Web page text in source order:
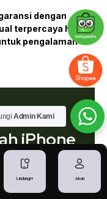
dengan
terpercaya hanya
pengalaman
iPhone
Jadi
Instan
iPhone yang sudah
Lindungi+ Akun
Admin Kami